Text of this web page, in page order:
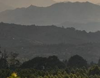
Vélo UNESCO Thé
Observation Animaux